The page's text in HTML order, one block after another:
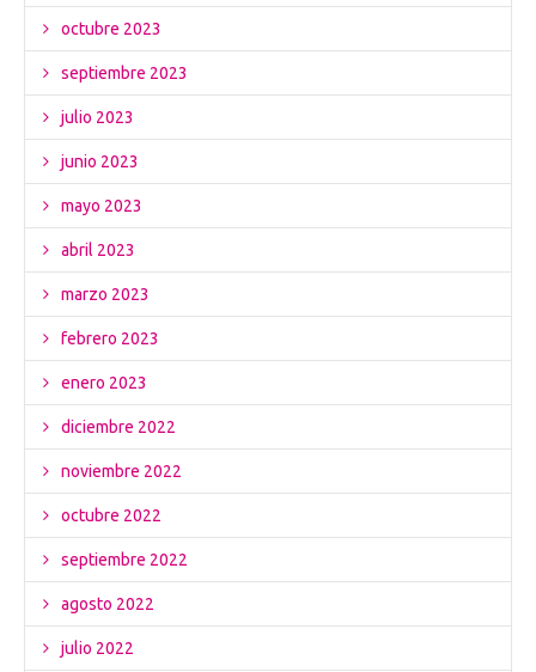
octubre 2023
septiembre 2023
julio 2023
junio 2023
mayo 2023
abril 2023
marzo 2023
febrero 2023
enero 2023
diciembre 2022
noviembre 2022
octubre 2022
septiembre 2022
agosto 2022
julio 2022